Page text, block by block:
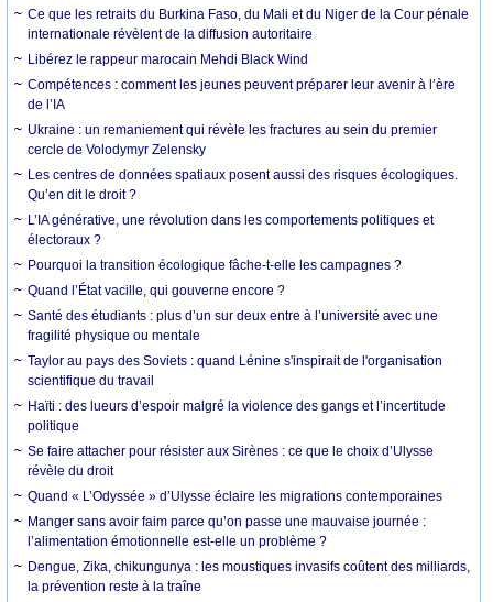
Ce que les retraits du Burkina Faso, du Mali et du Niger de la Cour pénale
internationale révèlent de la diffusion autoritaire
Libérez le rappeur marocain Mehdi Black Wind
Compétences : comment les jeunes peuvent préparer leur avenir à l’ère
de l’IA
Ukraine : un remaniement qui révèle les fractures au sein du premier
cercle de Volodymyr Zelensky
Les centres de données spatiaux posent aussi des risques écologiques.
Qu’en dit le droit ?
L’IA générative, une révolution dans les comportements politiques et
électoraux ?
Pourquoi la transition écologique fâche-t-elle les campagnes ?
Quand l’État vacille, qui gouverne encore ?
Santé des étudiants : plus d’un sur deux entre à l’université avec une
fragilité physique ou mentale
Taylor au pays des Soviets : quand Lénine s'inspirait de l'organisation
scientifique du travail
Haïti : des lueurs d’espoir malgré la violence des gangs et l’incertitude
politique
Se faire attacher pour résister aux Sirènes : ce que le choix d’Ulysse
révèle du droit
Quand « L’Odyssée » d’Ulysse éclaire les migrations contemporaines
Manger sans avoir faim parce qu’on passe une mauvaise journée :
l’alimentation émotionnelle est-elle un problème ?
Dengue, Zika, chikungunya : les moustiques invasifs coûtent des milliards,
la prévention reste à la traîne